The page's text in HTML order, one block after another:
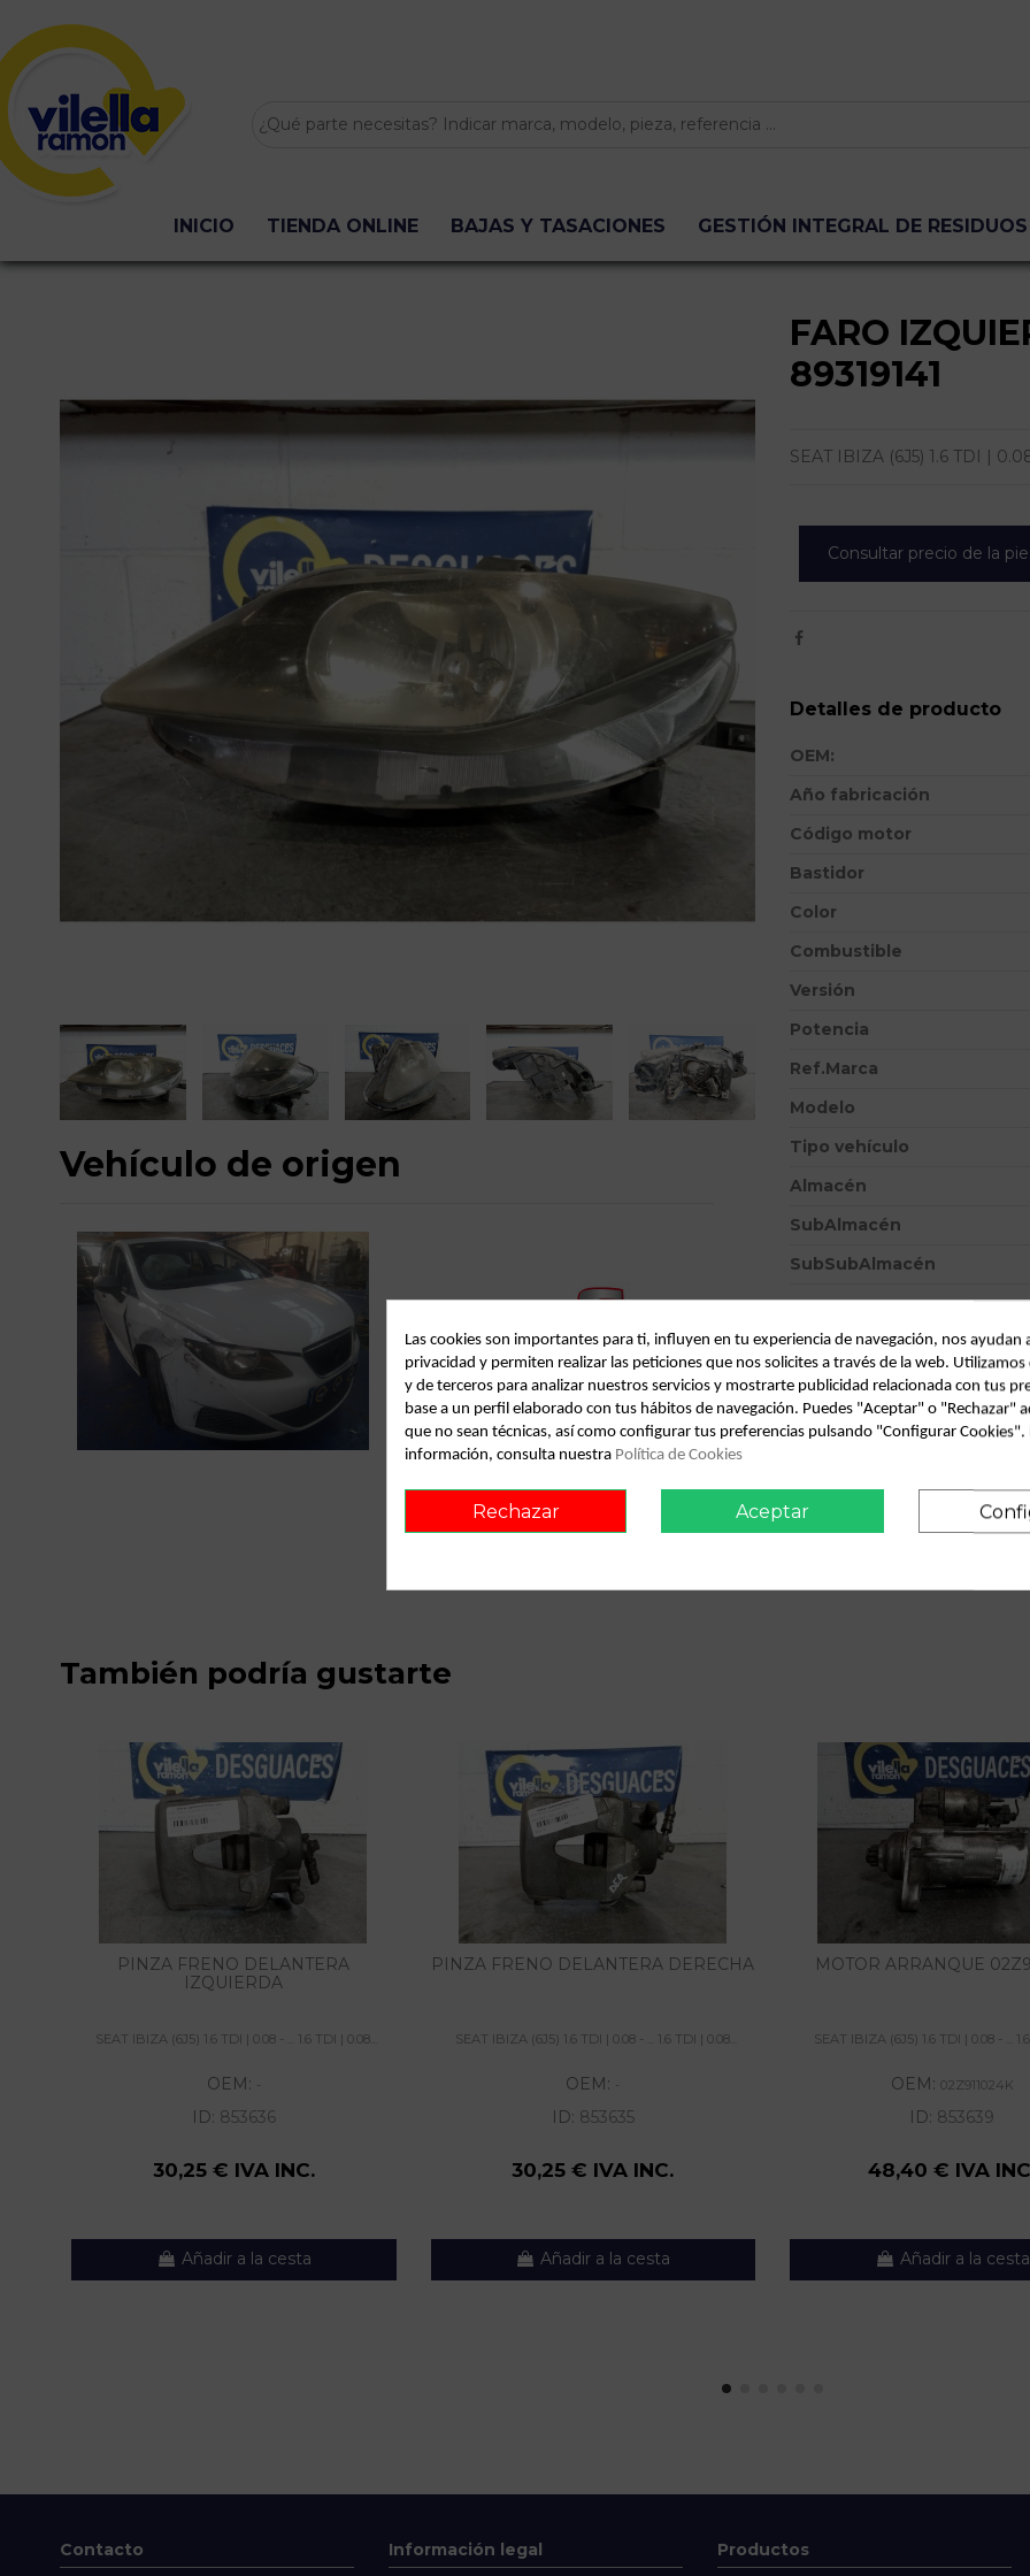
INICIO TIENDA ONLINE BAJAS Y TASACIONES GESTIÓN INTEGRAL DE RESIDUOS
Vehículo de origen
Consult vehicle of origin
FARO
89319141
SEAT IBIZA (6J5) 1.6 TDI |
Consultar precio de la
Detalles de producto
OEM:
Año fabricación
Código motor
Bastidor
Color
Combustible
Versión
Potencia
Ref.Marca
Modelo
Tipo vehículo
Almacén
SubAlmacén
SubSubAlmacén
Fecha disponible: 2026-07-09
Descripción
Recambio de faro izquierdo
referencia OEM IAM
También podría gustarte
PINZA FRENO DELANTERA
IZQUIERDA
SEAT IBIZA (6J5) 1.6 TDI | 0.08 - ... 1.6 TDI | 0.08...
OEM: -
ID: 853636
30,25 € IVA INC.
Añadir a la cesta
PINZA FRENO DELANTERA DERECHA
SEAT IBIZA (6J5) 1.6 TDI | 0.08 - ... 1.6 TDI | 0.08...
OEM: -
ID: 853635
30,25 € IVA INC.
Añadir a la cesta
MOTOR ARRANQUE
SEAT IBIZA (6J5) 1.6 TDI | 0.08 - ... 1.6
OEM: 02Z911024K
ID: 853639
48,40 € IVA
Añadir a la cesta
Contacto Información legal Productos
Las cookies son importantes para ti, influyen en tu experiencia de navegación, nos ayudan
privacidad y permiten realizar las peticiones que nos solicites a través de la web.
y de terceros para analizar nuestros servicios y mostrarte publicidad relacionada con tus
base a un perfil elaborado con tus hábitos de navegación. Puedes "Aceptar" o "Rechazar"
que no sean técnicas, así como configurar tus preferencias pulsando "Configurar Cookies".
información, consulta nuestra Política de Cookies
Rechazar Aceptar